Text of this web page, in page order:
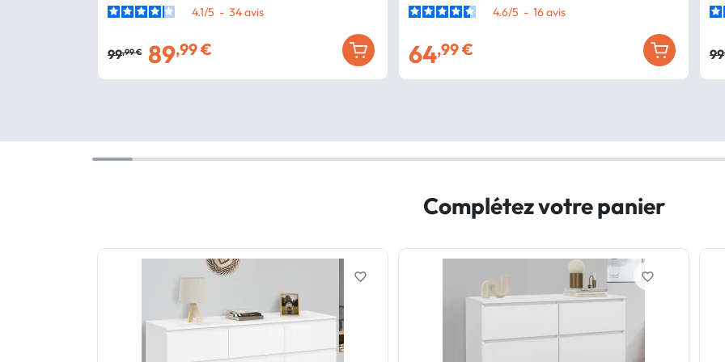
4.1/5 - 34avis
99,99 € 89,99 €
4.6/5 - 16avis
64,99 € 99
Complétez votre panier
favorite_border favorite_border